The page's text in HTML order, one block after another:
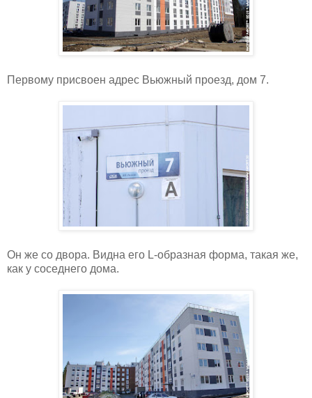
Первому присвоен адрес Вьюжный проезд, дом 7.
Он же со двора. Видна его L-образная форма, такая же,
как у соседнего дома.